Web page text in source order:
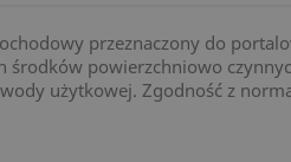
przeznaczony do
środków powierzchniowo
użytkowej. Zgodność z